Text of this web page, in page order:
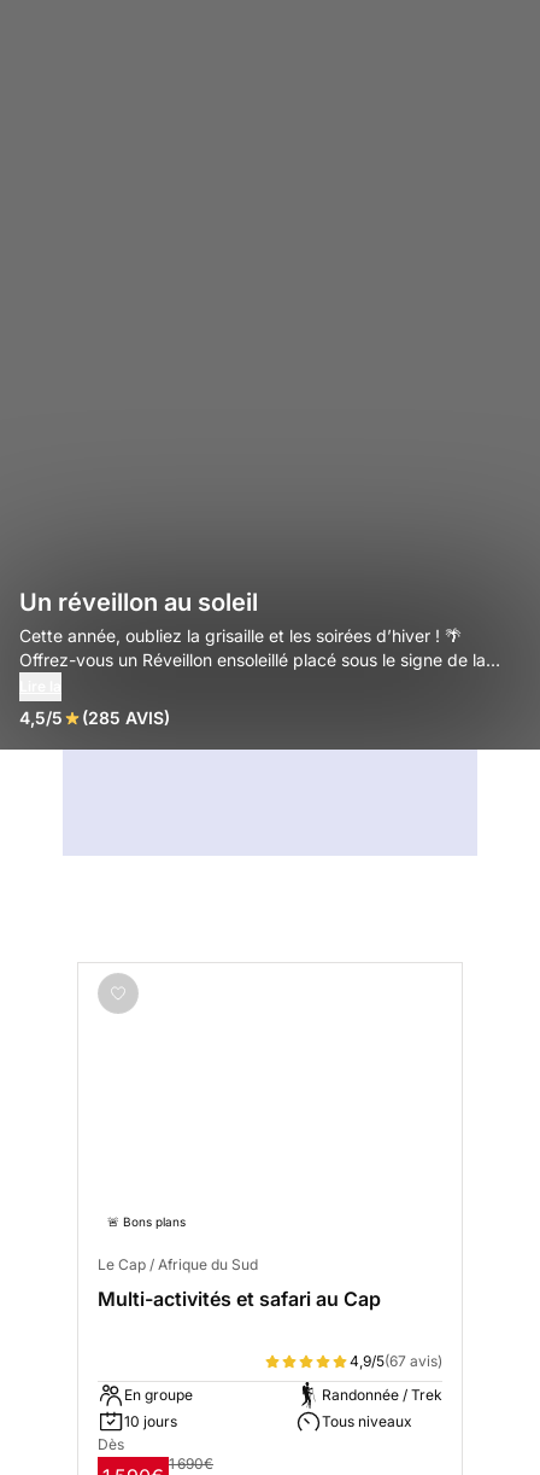
Un réveillon au soleil
Cette année, oubliez la grisaille et les soirées d’hiver ! 🌴
Offrez-vous un Réveillon ensoleillé placé sous le signe de la
Profitez d’un décor lumineux, d’une ambiance festive aux
couleurs de l’été et d’un menu exotique pour célébrer la
nouvelle année autrement.
4,5/5 (285 AVIS)
🚨 Bons plans
Le Cap / Afrique du Sud
Multi-activités et safari au Cap
4,9/5(67 avis)
En groupe
10 jours
Randonnée / Trek
Tous niveaux
Dès
1 690€